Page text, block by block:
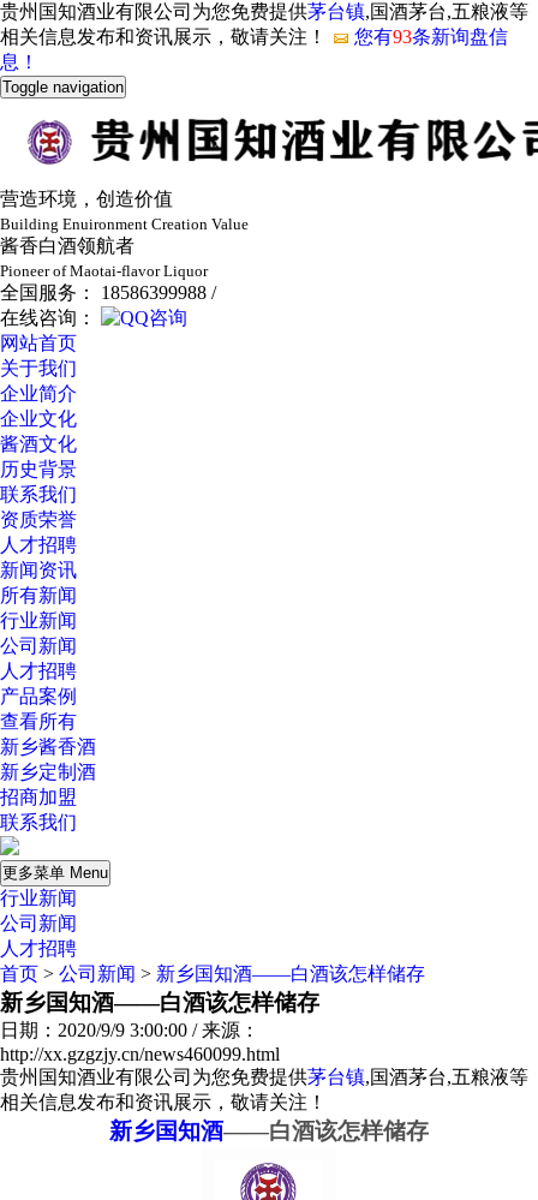
贵州国知酒业有限公司为您免费提供茅台镇,国酒茅台,五粮液等
相关信息发布和资讯展示，敬请关注！
您有93条新询盘信
息！
Toggle navigation
营造环境，创造价值
Building Enuironment Creation Value
酱香白酒领航者
Pioneer of Maotai-flavor Liquor
全国服务： 18586399988 /
在线咨询：
网站首页
关于我们
企业简介
企业文化
酱酒文化
历史背景
联系我们
资质荣誉
人才招聘
新闻资讯
所有新闻
行业新闻
公司新闻
人才招聘
产品案例
查看所有
新乡酱香酒
新乡定制酒
招商加盟
联系我们
更多菜单 Menu
行业新闻
公司新闻
人才招聘
首页 > 公司新闻 > 新乡国知酒——白酒该怎样储存
新乡国知酒——白酒该怎样储存
日期：2020/9/9 3:00:00 / 来源：
http://xx.gzgzjy.cn/news460099.html
贵州国知酒业有限公司为您免费提供茅台镇,国酒茅台,五粮液等
相关信息发布和资讯展示，敬请关注！
新乡国知酒——白酒该怎样储存